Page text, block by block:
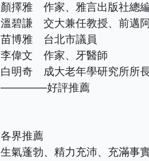
顏擇雅 作家、雅言出版社總
溫碧謙 交大兼任教授、前邁
苗博雅 台北市議員
李偉文 作家、牙醫師
白明奇 成大老年學研究所所
──────好評推薦
各界推薦
生氣蓬勃、精力充沛、充滿事